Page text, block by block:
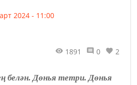
2024 - 11:00
1891 0 2
белән. Дөнья тетри. Дөнья